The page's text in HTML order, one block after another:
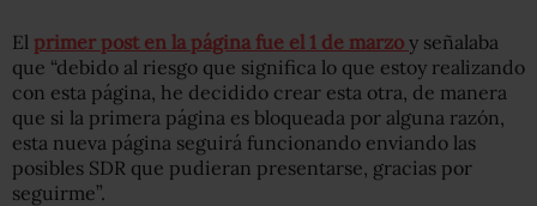
El primer post en la página fue el 1 de marzo y señalaba
que “debido al riesgo que significa lo que estoy realizando
con esta página, he decidido crear esta otra, de manera
que si la primera página es bloqueada por alguna razón,
esta nueva página seguirá funcionando enviando las
posibles SDR que pudieran presentarse, gracias por
seguirme”.